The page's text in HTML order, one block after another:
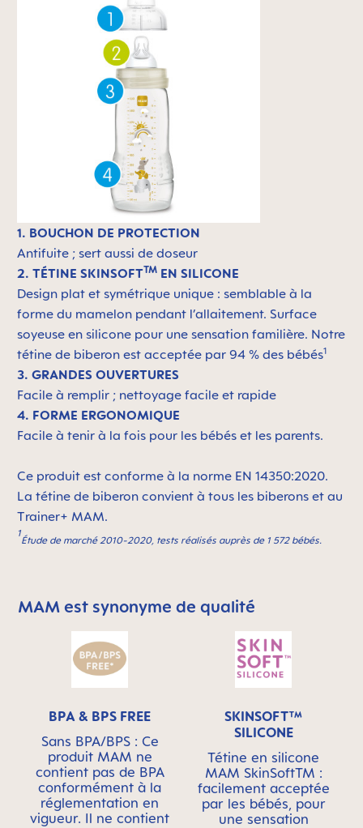
1. BOUCHON DE PROTECTION
Antifuite ; sert aussi de doseur
2. TÉTINE SKINSOFTTM EN SILICONE
Design plat et symétrique unique : semblable à la
forme du mamelon pendant l’allaitement. Surface
soyeuse en silicone pour une sensation familière. Notre
tétine de biberon est acceptée par 94 % des bébés1
3. GRANDES OUVERTURES
Facile à remplir ; nettoyage facile et rapide
4. FORME ERGONOMIQUE
Facile à tenir à la fois pour les bébés et les parents.
Ce produit est conforme à la norme EN 14350:2020.
La tétine de biberon convient à tous les biberons et au
Trainer+ MAM.
1
Étude de marché 2010-2020, tests réalisés auprès de 1 572 bébés.
Skip MAM Means Quality Icon Bar
MAM est synonyme de qualité
BPA & BPS FREE
Sans BPA/BPS : Ce
produit MAM ne
contient pas de BPA
conformément à la
réglementation en
vigueur. Il ne contient
SKINSOFT™
SILICONE
Tétine en silicone
MAM SkinSoftTM :
facilement acceptée
par les bébés, pour
une sensation